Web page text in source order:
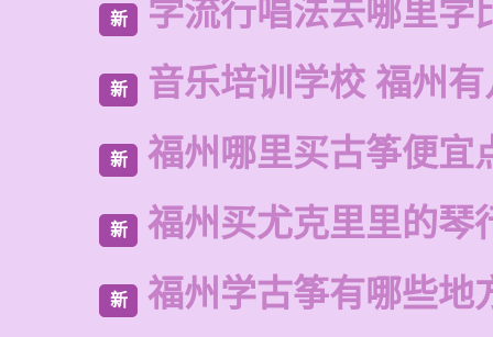
新 学流行唱法去哪里学
新 音乐培训学校 福州
新 福州哪里买古筝便宜
新 福州买尤克里里的琴
新 福州学古筝有哪些地